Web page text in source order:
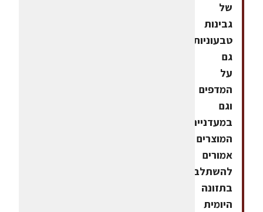
של
גבינות
טבעוניות
גם
על
המדפים
וגם
במעדנייה.
המוצרים
אמורים
להשתלב
בתזונה
היומית